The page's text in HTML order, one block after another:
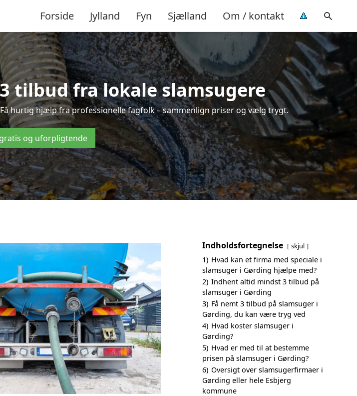
Forside Jylland Fyn Sjælland Om / kontakt
tilbud fra lokale slamsugere
hurtig hjælp fra professionelle fagfolk – sammenlign priser og vælg trygt.
og uforpligtende
Indholdsfortegnelse skjul
1) Hvad kan et firma med speciale i
slamsuger i Gørding hjælpe med?
2) Indhent altid mindst 3 tilbud på
slamsuger i Gørding
3) Få nemt 3 tilbud på slamsuger i
Gørding, du kan være tryg ved
4) Hvad koster slamsuger i
Gørding?
5) Hvad er med til at bestemme
prisen på slamsuger i Gørding?
6) Oversigt over slamsugerfirmaer i
Gørding eller hele Esbjerg
kommune